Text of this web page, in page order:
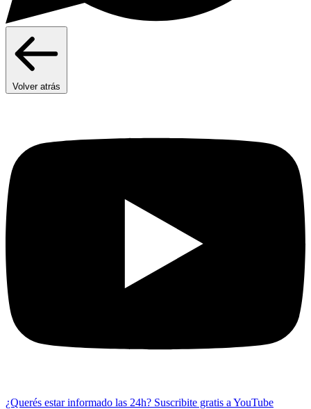
Volver atrás
¿Querés estar informado las 24h? Suscribite gratis a YouTube